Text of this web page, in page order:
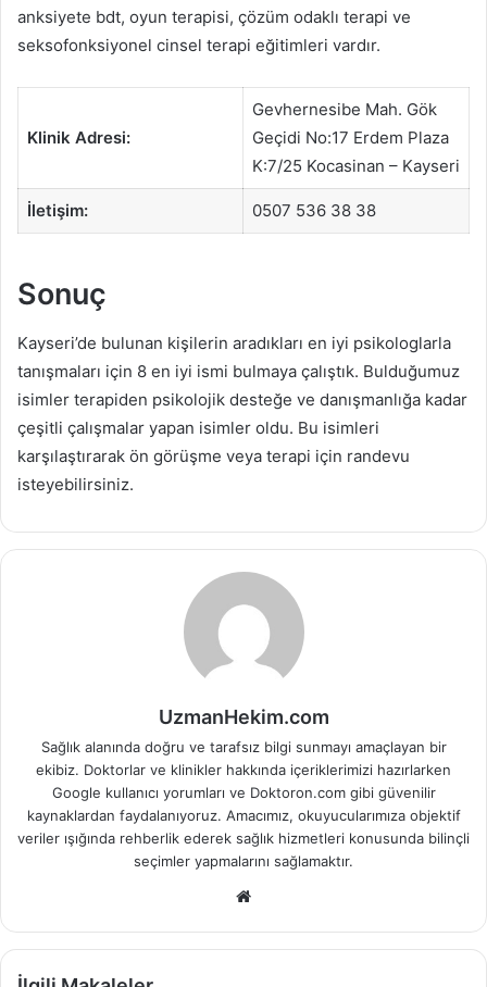
anksiyete bdt, oyun terapisi, çözüm odaklı terapi ve
seksofonksiyonel cinsel terapi eğitimleri vardır.
Klinik Adresi:
Gevhernesibe Mah. Gök
Geçidi No:17 Erdem Plaza
K:7/25 Kocasinan – Kayseri
İletişim: 0507 536 38 38
Sonuç
Kayseri’de bulunan kişilerin aradıkları en iyi psikologlarla
tanışmaları için 8 en iyi ismi bulmaya çalıştık. Bulduğumuz
isimler terapiden psikolojik desteğe ve danışmanlığa kadar
çeşitli çalışmalar yapan isimler oldu. Bu isimleri
karşılaştırarak ön görüşme veya terapi için randevu
isteyebilirsiniz.
UzmanHekim.com
Sağlık alanında doğru ve tarafsız bilgi sunmayı amaçlayan bir
ekibiz. Doktorlar ve klinikler hakkında içeriklerimizi hazırlarken
Google kullanıcı yorumları ve Doktoron.com gibi güvenilir
kaynaklardan faydalanıyoruz. Amacımız, okuyucularımıza objektif
veriler ışığında rehberlik ederek sağlık hizmetleri konusunda bilinçli
seçimler yapmalarını sağlamaktır.